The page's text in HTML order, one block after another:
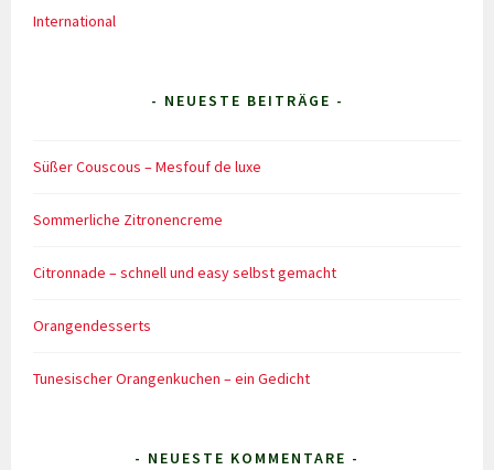
International
- NEUESTE BEITRÄGE -
Süßer Couscous – Mesfouf de luxe
Sommerliche Zitronencreme
Citronnade – schnell und easy selbst gemacht
Orangendesserts
Tunesischer Orangenkuchen – ein Gedicht
- NEUESTE KOMMENTARE -